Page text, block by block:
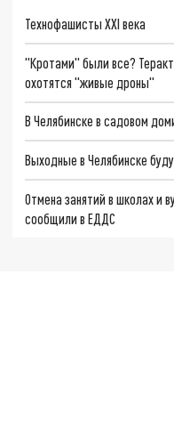
Технофашисты XXI века
"Кротами" были все?
охотятся "живые дроны"
В Челябинске в садовом
Выходные в Челябинске
Отмена занятий в школах и
сообщили в ЕДДС